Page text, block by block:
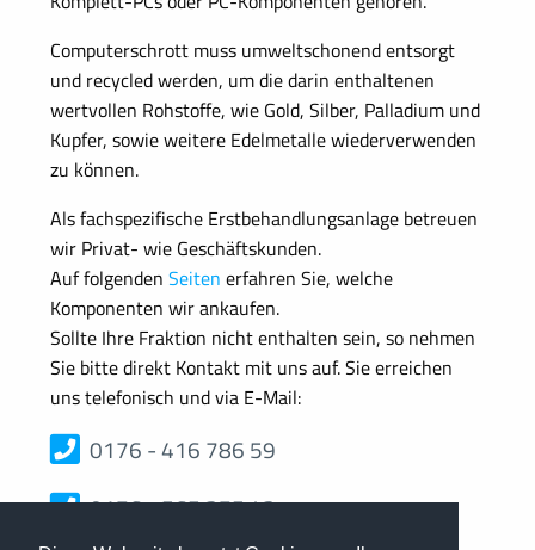
Computerschrott muss umweltschonend entsorgt
und recycled werden, um die darin enthaltenen
wertvollen Rohstoffe, wie Gold, Silber, Palladium und
Kupfer, sowie weitere Edelmetalle wiederverwenden
zu können.
Als fachspezifische Erstbehandlungsanlage betreuen
wir Privat- wie Geschäftskunden.
Auf folgenden Seiten erfahren Sie, welche
Komponenten wir ankaufen.
Sollte Ihre Fraktion nicht enthalten sein, so nehmen
Sie bitte direkt Kontakt mit uns auf. Sie erreichen
uns telefonisch und via E-Mail:
0176 - 416 786 59
0176 - 565 375 43